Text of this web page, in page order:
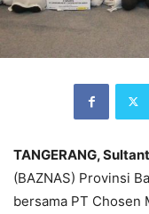
TANGERANG,
(BAZNAS) Provinsi
bersama PT Chosen